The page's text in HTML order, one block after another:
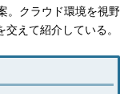
。クラウド環境を視野
えて紹介している。